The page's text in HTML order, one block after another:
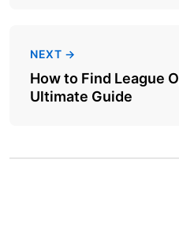
NEXT →
How to Find League
Ultimate Guide